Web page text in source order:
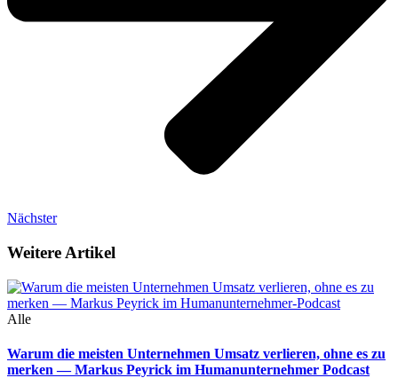
Nächster
Weitere Artikel
Alle
Warum die meisten Unternehmen Umsatz verlieren, ohne es zu
merken — Markus Peyrick im Humanunternehmer Podcast